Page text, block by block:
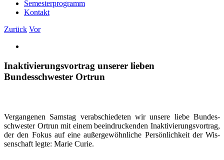
Semesterprogramm
Kontakt
Zurück Vor
Bild
Inaktivierungsvortrag unserer lieben
Bundesschwester Ortrun
Ver­gan­ge­nen Sams­tag ver­ab­schie­de­ten wir unse­re lie­be Bun­des­
schwes­ter Ortrun mit einem beein­dru­cken­den Inak­ti­vie­rungs­vor­trag,
der den Fokus auf eine außer­ge­wöhn­li­che Per­sön­lich­keit der Wis­
sen­schaft leg­te: Marie Curie.